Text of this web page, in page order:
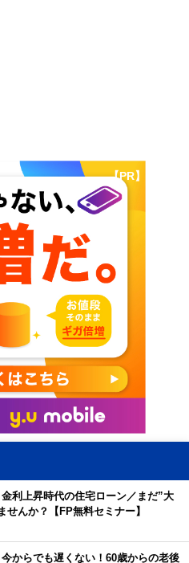
【PR】
利上昇時代の住宅ローン／まだ”大
せんか？【FP無料セミナー】
今からでも遅くない！60歳からの老後